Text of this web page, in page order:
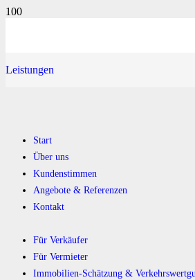
Leistungen
Start
Über uns
Kundenstimmen
Angebote & Referenzen
Kontakt
Für Verkäufer
Für Vermieter
Immobilien-Schätzung &